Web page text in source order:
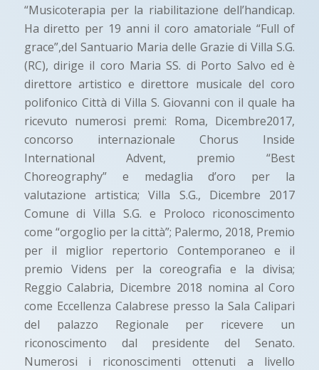
“Musicoterapia per la riabilitazione dell’handicap.
Ha diretto per 19 anni il coro amatoriale “Full of
grace”,del Santuario Maria delle Grazie di Villa S.G.
(RC), dirige il coro Maria SS. di Porto Salvo ed è
direttore artistico e direttore musicale del coro
polifonico Città di Villa S. Giovanni con il quale ha
ricevuto numerosi premi: Roma, Dicembre2017,
concorso internazionale Chorus Inside
International Advent, premio “Best
Choreography” e medaglia d’oro per la
valutazione artistica; Villa S.G., Dicembre 2017
Comune di Villa S.G. e Proloco riconoscimento
come “orgoglio per la città”; Palermo, 2018, Premio
per il miglior repertorio Contemporaneo e il
premio Videns per la coreografia e la divisa;
Reggio Calabria, Dicembre 2018 nomina al Coro
come Eccellenza Calabrese presso la Sala Calipari
del palazzo Regionale per ricevere un
riconoscimento dal presidente del Senato.
Numerosi i riconoscimenti ottenuti a livello